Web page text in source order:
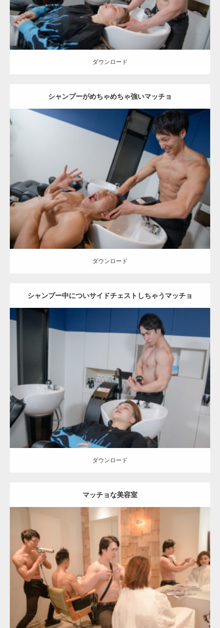
ダウンロード
シャンプーがめちゃめちゃ強いマッチョ
2023.02.11
美容室のマッチョ 外資系筋肉 AKIHITO(細マッチョ)
上腕三頭筋
肩 表参道 (東京)
ダウンロード
ダウンロード
シャンプー中についサイドチェストしちゃうマッチョ
美容室のマッチョ Kaori 上腕二頭筋
道 (東京)
ダウンロード
ダウンロード
マッチョな美容室
Update:2023.02.11
Category:美容室のマッチョ inori AKIHITO(細マッチョ) SOSUKE 外
資系筋肉 Kaori 肩 表参道 (東京)
ダウンロード